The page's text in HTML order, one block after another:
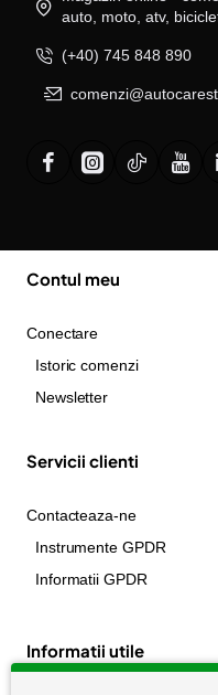
auto, moto, atv,
(+40) 745 848 890
Contul meu
Conectare
Istoric comenzi
Newsletter
Servicii clienti
Contacteaza-ne
Instrumente GPDR
Informatii GPDR
Informatii utile